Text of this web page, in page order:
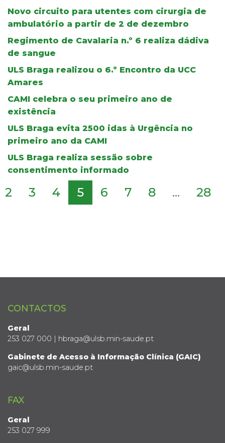
Novo circuito para utentes com cirurgia de
ambulatório a partir de 2 de dezembro
Regimento de Cavalaria n.º 6 realiza dádiva
de sangue
ULS Braga realizou o 6.º Encontro da UCC
Amares
CAMI celebra o seu primeiro ano de
existência
ULS Braga evita 2500 idas à Urgência no
primeiro ano da CAMI
ULS Braga realiza sessão sobre
consentimento informado
2 3 4 5 6 7 8 ... 28
CONTACTOS
Geral
253 027 000 | hbraga@ulsb.min-saude.pt
Gabinete de Acesso à Informação Clínica (GAIC)
gaic@ulsb.min-saude.pt
FAX
Geral
253 027 999